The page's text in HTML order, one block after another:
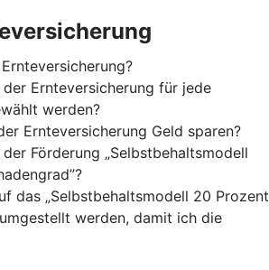
Ernteversicherung für jede
werden?
Ernteversicherung Geld sparen?
Förderung „Selbstbehaltsmodell
das „Selbstbehaltsmodell 20 Prozent
werden, damit ich die